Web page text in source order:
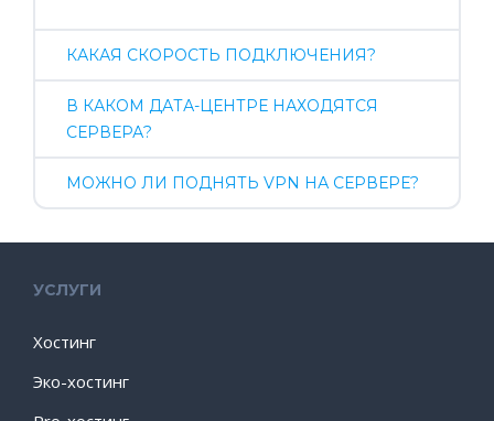
КАКАЯ СКОРОСТЬ ПОДКЛЮЧЕНИЯ?
В КАКОМ ДАТА-ЦЕНТРЕ НАХОДЯТСЯ
СЕРВЕРА?
МОЖНО ЛИ ПОДНЯТЬ VPN НА СЕРВЕРЕ?
УСЛУГИ
Хостинг
Эко-хостинг